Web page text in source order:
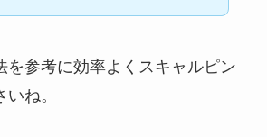
を参考に効率よくスキャルピン
ね。